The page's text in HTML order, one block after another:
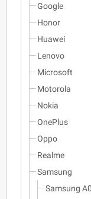
Google
Honor
Huawei
Lenovo
Microsoft
Motorola
Nokia
OnePlus
Oppo
Realme
Samsung
Samsung